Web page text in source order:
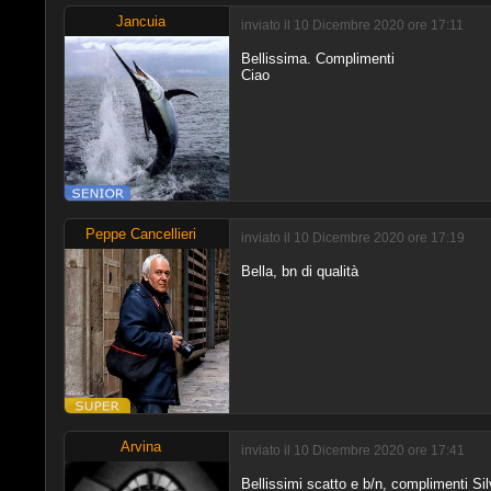
Jancuia inviato il 10 Dicembre 2020 ore 17:11
Bellissima. Complimenti
Ciao
Peppe Cancellieri inviato il 10 Dicembre 2020 ore 17:19
Bella, bn di qualità
Arvina inviato il 10 Dicembre 2020 ore 17:41
Bellissimi scatto e b/n, complimenti